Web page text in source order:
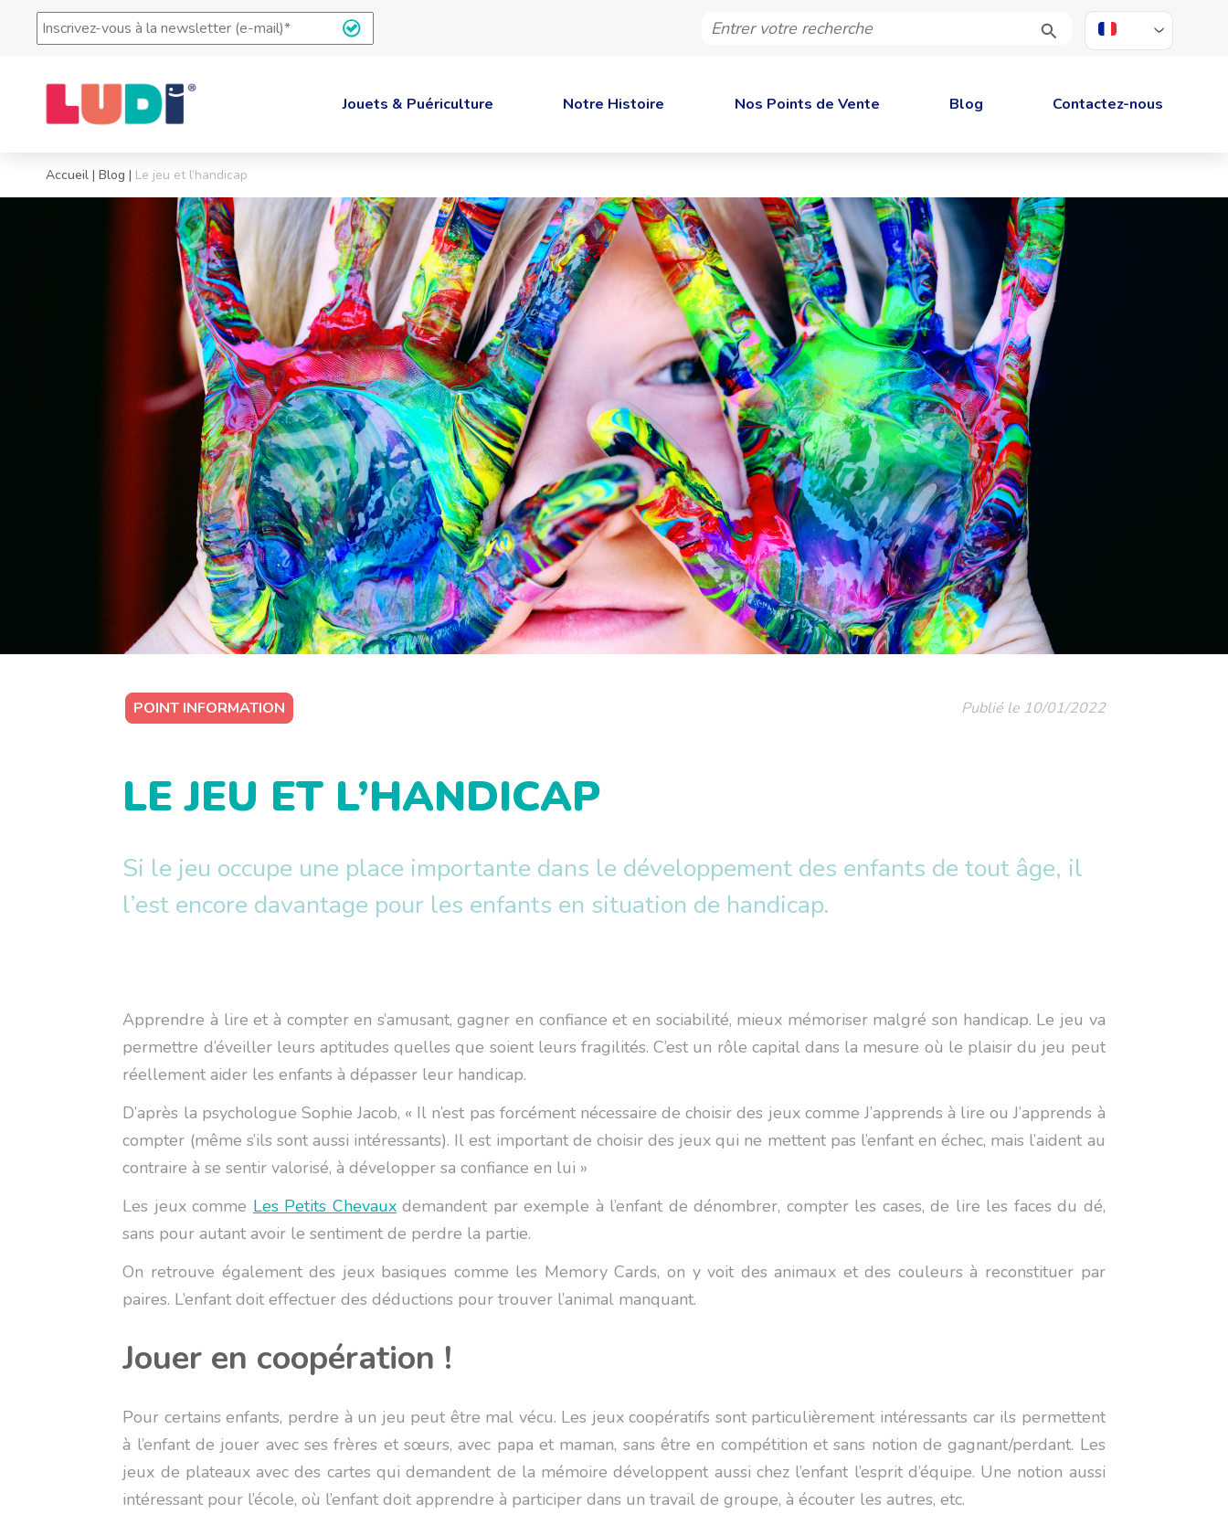
Inscrivez-
vous
la
newsletter
(e-
Entrer
FR
Jouets & Puériculture Notre Histoire Nos Points de Vente Blog Contactez-nous
Accueil | Blog | Le jeu et l’handicap
POINT INFORMATION Publié le 10/01/2022
LE JEU ET L’HANDICAP
Si le jeu occupe une place importante dans le développement des enfants de tout âge, il
l’est encore davantage pour les enfants en situation de handicap.
Apprendre à lire et à compter en s’amusant, gagner en confiance et en sociabilité, mieux mémoriser malgré son handicap. Le jeu va
permettre d’éveiller leurs aptitudes quelles que soient leurs fragilités. C’est un rôle capital dans la mesure où le plaisir du jeu peut
réellement aider les enfants à dépasser leur handicap.
D’après la psychologue Sophie Jacob, « Il n’est pas forcément nécessaire de choisir des jeux comme J’apprends à lire ou J’apprends à
compter (même s’ils sont aussi intéressants). Il est important de choisir des jeux qui ne mettent pas l’enfant en échec, mais l’aident au
contraire à se sentir valorisé, à développer sa confiance en lui »
Les jeux comme Les Petits Chevauxdemandent par exemple à l’enfant de dénombrer, compter les cases, de lire les faces du dé,
sans pour autant avoir le sentiment de perdre la partie.
On retrouve également des jeux basiques comme les Memory Cards, on y voit des animaux et des couleurs à reconstituer par
paires. L’enfant doit effectuer des déductions pour trouver l’animal manquant.
Jouer en coopération !
Pour certains enfants, perdre à un jeu peut être mal vécu. Les jeux coopératifs sont particulièrement intéressants car ils permettent
à l’enfant de jouer avec ses frères et sœurs, avec papa et maman, sans être en compétition et sans notion de gagnant/perdant. Les
jeux de plateaux avec des cartes qui demandent de la mémoire développent aussi chez l’enfant l’esprit d’équipe. Une notion aussi
intéressant pour l’école, où l’enfant doit apprendre à participer dans un travail de groupe, à écouter les autres, etc.